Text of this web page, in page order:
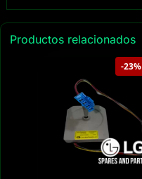
Productos relacionados
-23%